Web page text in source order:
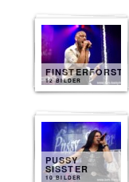
FINSTERFORST
12 BILDER
PUSSY
SISSTER
10 BILDER